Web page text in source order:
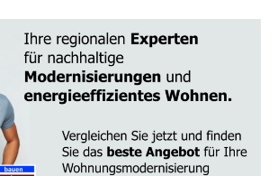
erkennen.
Wahr­sa­ge­rei: Tau­che ein in die Kunst
und ent­de­cke ande­re divin­a­to­
Erhal­te Ein­bli­cke in die ver­schie­
und ihre Bedeu­tun­gen sowie
du dei­ne Intui­ti­on beim Kar­ten­le­gen